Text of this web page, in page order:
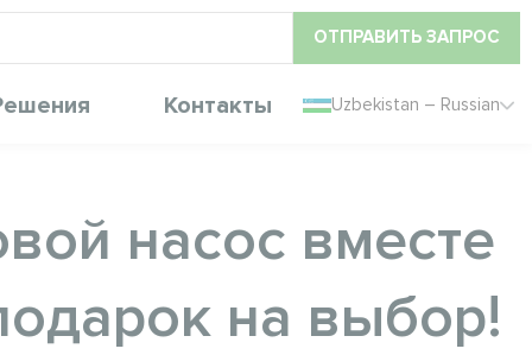
ОТПРАВИТЬ ЗАПРОС
Контакты Uzbekistan – Russian
насос вместе
на выбор!